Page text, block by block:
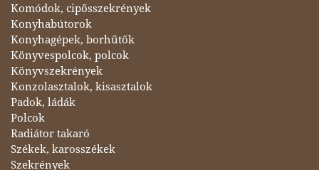
Komódok, cipősszekrények
Konyhabútorok
Konyhagépek, borhűtők
Könyvespolcok, polcok
Könyvszekrények
Konzolasztalok, kisasztalok
Padok, ládák
Polcok
Radiátor takaró
Székek, karosszékek
Szekrények